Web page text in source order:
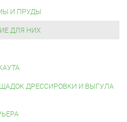
И ПРУДЫ
ДЛЯ НИХ
ДРЕССИРОВКИ И ВЫГУЛА